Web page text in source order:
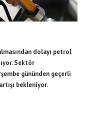
dolayı petrol
Sektör
gününden geçerli
bekleniyor.